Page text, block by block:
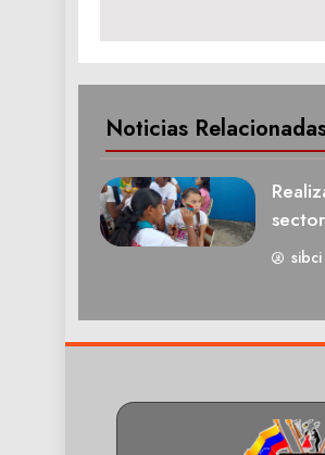
Noticias
sibci